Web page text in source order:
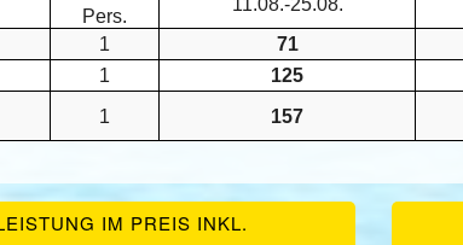
Pers.
1 71
1 125
1 157
IM PREIS INKL.